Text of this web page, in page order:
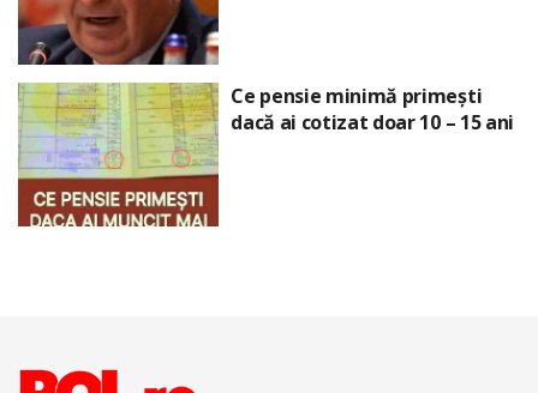
Ce pensie minimă primești
dacă ai cotizat doar 10 – 15 ani